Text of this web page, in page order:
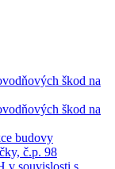
škod na
škod na
budovy
č.p. 98
v souvislosti s